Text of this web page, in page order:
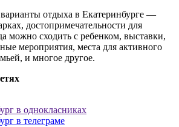
отдыха в Екатеринбурге —
достопримечательности для
можно сходить с ребенком, выставки,
мероприятия, места для активного
и многое другое.
в однокласниках
в телеграме